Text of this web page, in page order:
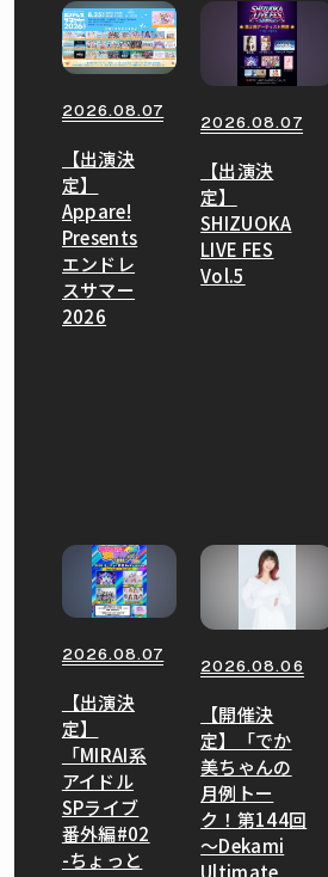
2026.08.07
【出演決
定】
Appare!
Presents
エンドレ
スサマー
2026
2026.08.07
【出演決
定】
SHIZUOKA
LIVE FES
Vol.5
2026.08.07
【出演決
定】
「MIRAI系
アイドル
SPライブ
番外編#02
-ちょっと
2026.08.06
【開催決
定】「でか
美ちゃんの
月例トー
ク！第144回
〜Dekami
Ultimate